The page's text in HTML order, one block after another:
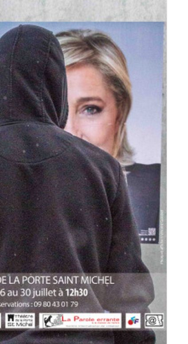
de notre temps